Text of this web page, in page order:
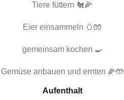
Tiere füttern 🐔🌽
Eier einsammeln 🥚🧤
gemeinsam kochen 🍳
Gemüse anbauen und ernten 🌽🤲
Aufenthalt